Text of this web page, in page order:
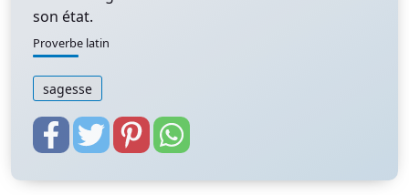
son état.
Proverbe latin
sagesse